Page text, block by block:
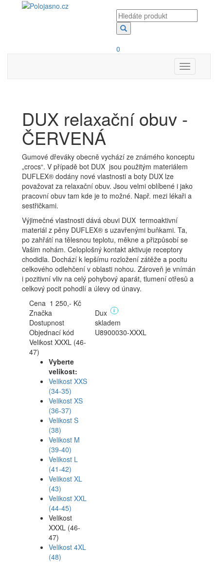
0
Toggle
navigation
DUX relaxační obuv -
ČERVENÁ
Gumové dřeváky obecně vychází ze známého konceptu
„crocs“. V případě bot DUX jsou použitým materiálem
DUFLEX® dodány nové vlastnosti a boty DUX lze
považovat za relaxační obuv. Jsou velmi oblíbené i jako
pracovní obuv tam kde je to možné. Např. mezi lékaři a
sestřičkami.
Výjimečné vlastnosti dává obuvi DUX termoaktivní
materiál z pěny DUFLEX® s uzavřenými buňkami. Ta,
po zahřátí na tělesnou teplotu, měkne a přizpůsobí se
Vašim nohám. Celoplošný kontakt aktivuje receptory
chodidla. Dochází k lepšímu rozložení zátěže a pocitu
celkového odlehčení v oblasti nohou. Zároveň je vnímán
i pozitivní vliv na celý pohybový aparát, tlumení otřesů a
celkový pocit pohodlí a úlevy od únavy.
Cena 1 250,- Kč
Značka
Dux i
Dostupnost
skladem
Objednací kód
U8900030-XXXL
Velikost XXXL (46-
47)
Vyberte
velikost:
Velikost XXS
(34-35)
Velikost XS
(36-37)
Velikost S
(38)
Velikost M
(39-40)
Velikost L
(41-42)
Velikost XL
(43)
Velikost XXL
(44-45)
Velikost
XXXL (46-
47)
Velikost 4XL
(48)